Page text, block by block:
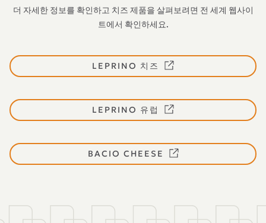
더 자세한 정보를 확인하고 치즈 제품을 살펴보려면 전 세계 웹사이
트에서 확인하세요.
LEPRINO 치즈
LEPRINO 유럽
BACIO CHEESE